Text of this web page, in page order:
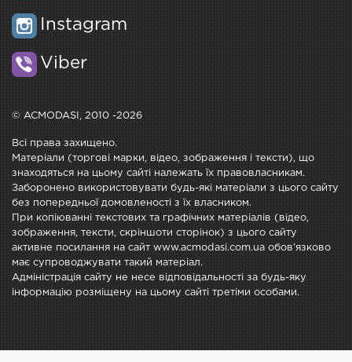
Instagram
Viber
© ACMODASI, 2010 -2026
Всі права захищено.
Матеріали (торгові марки, відео, зображення і тексти), що
знаходяться на цьому сайті належать їх правовласникам.
Заборонено використовувати будь-які матеріали з цього сайту
без попередньої домовленості з їх власником.
При копіюванні текстових та графічних матеріалів (відео,
зображення, тексти, скріншоти сторінок) з цього сайту
активне посилання на сайт www.acmodasi.com.ua обов'язково
має супроводжувати такий матеріал.
Адміністрація сайту не несе відповідальності за будь-яку
інформацію розміщену на цьому сайті третіми особами.